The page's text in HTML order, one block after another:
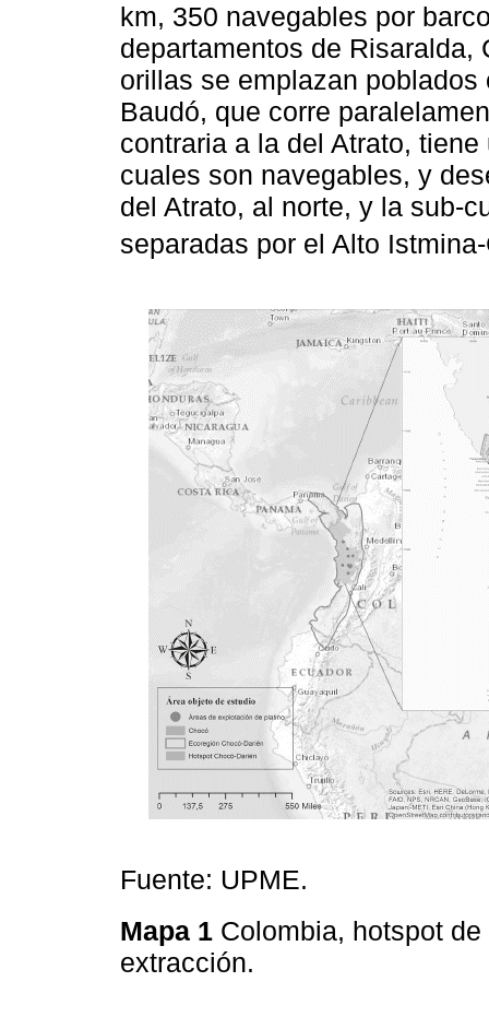
km, 350 navegables por
departamentos de Risaralda,
orillas se emplazan
Baudó, que corre
contraria a la del Atrato,
cuales son navegables, y
del Atrato, al norte, y la sub-
separadas por el Alto
Fuente: UPME.
Mapa 1 Colombia, hotspot
extracción.